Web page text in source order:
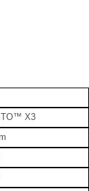
X3